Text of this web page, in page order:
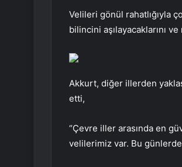
Velileri gönül rahatlığıyla
bilincini aşılayacaklarını
Akkurt, diğer illerden
etti,
“Çevre iller arasında en
velilerimiz var. Bu